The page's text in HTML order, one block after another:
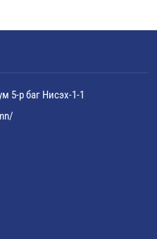
5-р баг Нисэх-1-1